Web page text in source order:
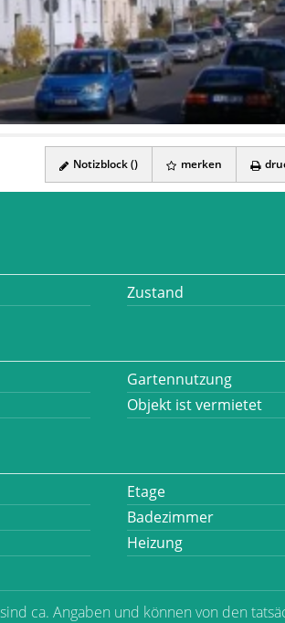
Notizblock () merken
Zustand
Gartennutzung
Objekt ist vermietet
Etage
Badezimmer
Heizung
ca. Angaben und können von den